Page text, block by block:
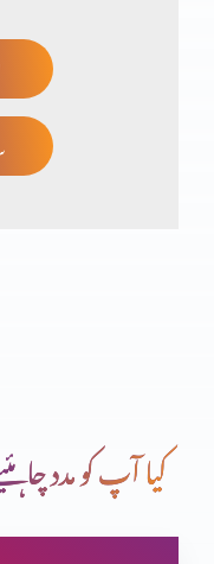
کیا مزامیر بھی
کیا مضامین بھی
کیا آپ کو مدد